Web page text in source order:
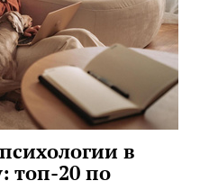
в
топ-20 по